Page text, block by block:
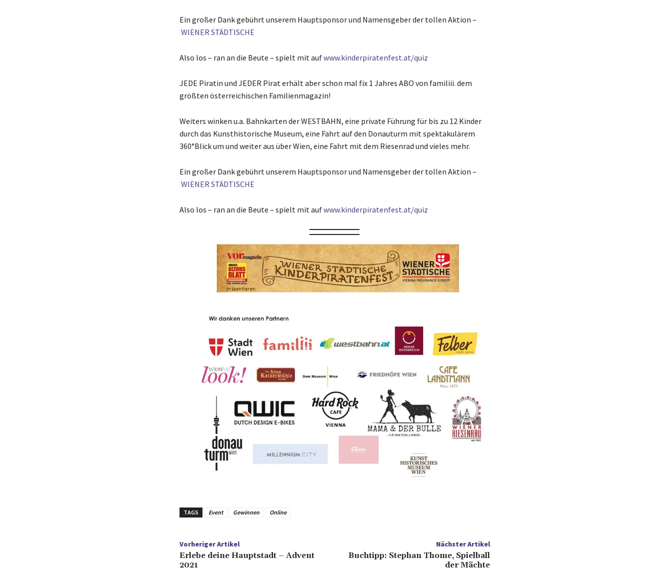
Ein großer Dank gebührt unserem Hauptsponsor und Namensgeber der tollen Aktion –
WIENER STÄDTISCHE
Also los – ran an die Beute – spielt mit aufwww.kinderpiratenfest.at/quiz
JEDE Piratin und JEDER Pirat erhält aber schon mal fix 1 Jahres ABO von familiii. dem
größten österreichischen Familienmagazin!
Weiters winken u.a. Bahnkarten der WESTBAHN, eine private Führung für bis zu 12 Kinder
durch das Kunsthistorische Museum, eine Fahrt auf den Donauturm mit spektakulärem
360°Blick um und weiter aus über Wien, eine Fahrt mit dem Riesenrad und vieles mehr.
Ein großer Dank gebührt unserem Hauptsponsor und Namensgeber der tollen Aktion –
WIENER STÄDTISCHE
Also los – ran an die Beute – spielt mit aufwww.kinderpiratenfest.at/quiz
TAGS Event Gewinnen Online
Vorheriger Artikel
Erlebe deine Hauptstadt – Advent
2021
Nächster Artikel
Buchtipp: Stephan Thome, Spielball
der Mächte